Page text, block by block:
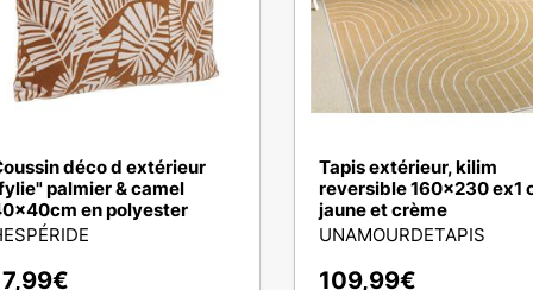
déco d extérieur
palmier & camel
en polyester
€
Tapis extérieur, kilim
reversible 160x230 ex1
jaune et crème
UNAMOURDETAPIS
109,99€